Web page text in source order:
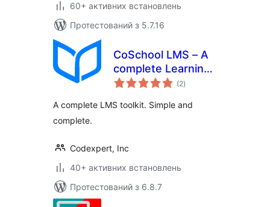
60+ активних встановлень
Протестований з 5.7.16
CoSchool LMS – A
complete Learning
Management
and Sell Your
(2загальний
рейтинг
)
A complete LMS toolkit. Simple and
complete.
Codexpert, Inc
40+ активних встановлень
Протестований з 6.8.7